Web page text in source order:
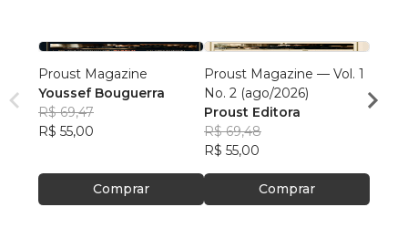
Proust Magazine
Youssef Bouguerra
R$ 69,47
R$ 55,00
Comprar
Proust Magazine — Vol. 1
No. 2 (ago/2026)
Proust Editora
R$ 69,48
R$ 55,00
Comprar